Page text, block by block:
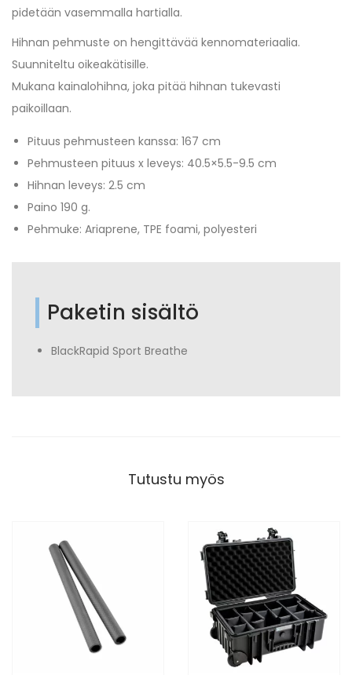
pidetään vasemmalla hartialla.
Hihnan pehmuste on hengittävää kennomateriaalia.
Suunniteltu oikeakätisille.
Mukana kainalohihna, joka pitää hihnan tukevasti
paikoillaan.
Pituus pehmusteen kanssa: 167 cm
Pehmusteen pituus x leveys: 40.5×5.5-9.5 cm
Hihnan leveys: 2.5 cm
Paino 190 g.
Pehmuke: Ariaprene, TPE foami, polyesteri
Paketin sisältö
BlackRapid Sport Breathe
Tutustu myös